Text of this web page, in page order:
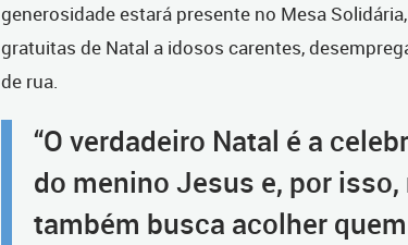
generosidade estará presente no Mesa
gratuitas de Natal a idosos carentes,
de rua.
“O verdadeiro Natal é a
do menino Jesus e, por
também busca acolher